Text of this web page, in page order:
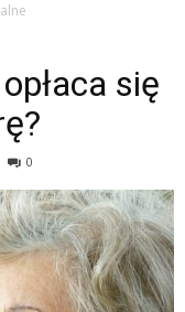
się
0